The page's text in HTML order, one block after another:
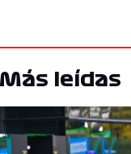
Más leídas